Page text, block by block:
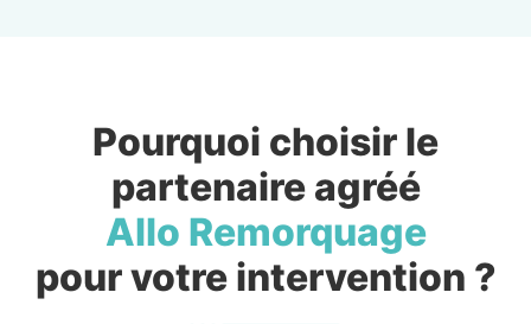
Pourquoi choisir le
partenaire agréé
Allo Remorquage
pour votre intervention ?